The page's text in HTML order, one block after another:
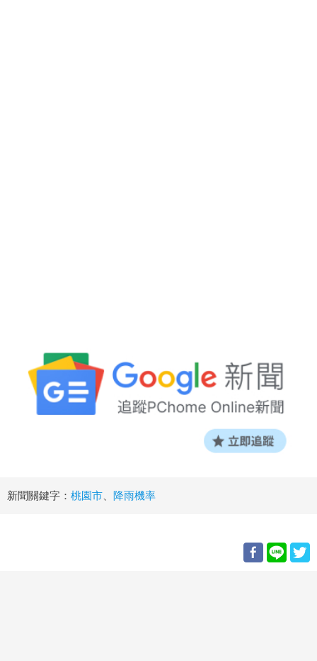
新聞關鍵字： 桃園市 降雨機率